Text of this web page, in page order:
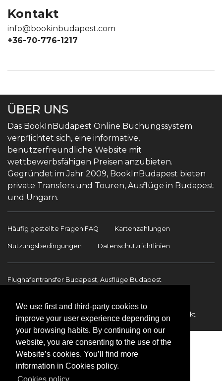
We use first and third-party cookies to
improve your user experience depending on
your browsing habits. By continuing on our
website, you are consenting to the use of the
Website’s cookies. You’ll find more
information in Cookies policy.
Kontakt
info@bookinbudapest.com
+36-70-776-1217
ÜBER UNS
Das BookInBudapest Online Buchungssystem
verpflichtet sich, eine informative,
benutzerfreundliche Website mit
wettbewerbsfähigen Preisen anzubieten.
Gegründet im Jahr 2009, BookInBudapest bieten
private Transfers und Touren, Ausflüge in Budapest
und Ungarn.
Häufig gestellte Fragen FAQ Kartenzahlungen
Nutzungsbedingungen Datenschutzrichtlinien
Flughafentransfer Budapest, Ausflüge Budapest
Flughafentransfer Internationale Transfers Kontakt